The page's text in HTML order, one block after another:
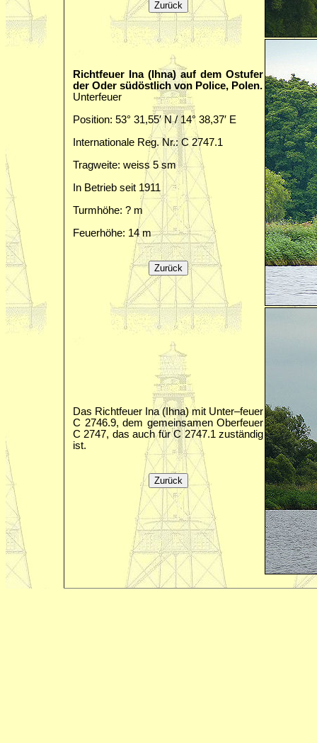
Richtfeuer Ina (Ihna) auf dem Ostufer
der Oder südöstlich von Police, Polen.
Unterfeuer
Position: 53° 31,55′ N / 14° 38,37′ E
Internationale Reg. Nr.: C 2747.1
Tragweite: weiss 5 sm
In Betrieb seit 1911
Turmhöhe: ? m
Feuerhöhe: 14 m
Das Richtfeuer Ina (Ihna) mit Unter–feuer
C 2746.9, dem gemeinsamen Oberfeuer
C 2747, das auch für C 2747.1 zuständig
ist.